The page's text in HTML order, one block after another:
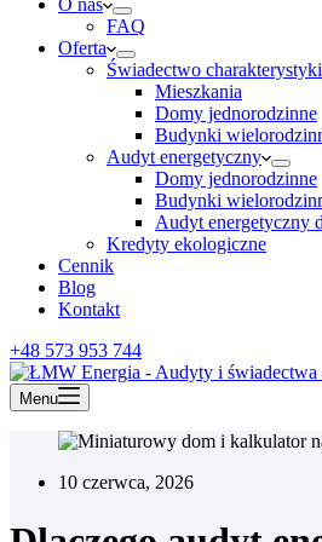
O nas
FAQ
Oferta
Świadectwo
Mieszkania
Domy jednorodzinne
Budynki
Audyt energetyczny
Domy jednorodzinne
Budynki
Audyt energetyczny
Kredyty ekologiczne
Cennik
Blog
Kontakt
+48 573 953 744
Menu
10 czerwca, 2026